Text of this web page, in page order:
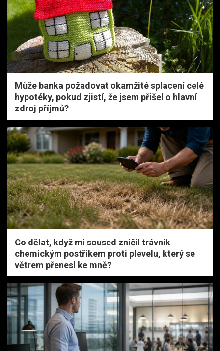
Může banka požadovat okamžité splacení celé
hypotéky, pokud zjistí, že jsem přišel o hlavní
zdroj příjmů?
Co dělat, když mi soused zničil trávník
chemickým postřikem proti plevelu, který se
větrem přenesl ke mně?